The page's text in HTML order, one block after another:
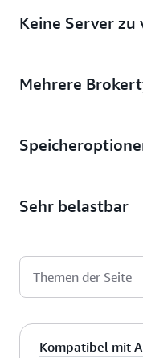
Keine Server
Mehrere
Sehr belastbar
Themen der Seite
Kompatibel mit